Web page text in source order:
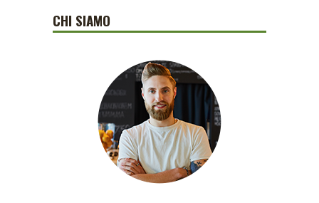
CHI SIAMO